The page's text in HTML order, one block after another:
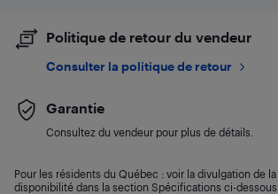
Politique de retour du vendeur
Consulter la politique de retour
Garantie
Consultez du vendeur pour plus de détails.
Pour les résidents du Québec : voir la divulgation de
disponibilité dans la section Spécifications ci-dessous.